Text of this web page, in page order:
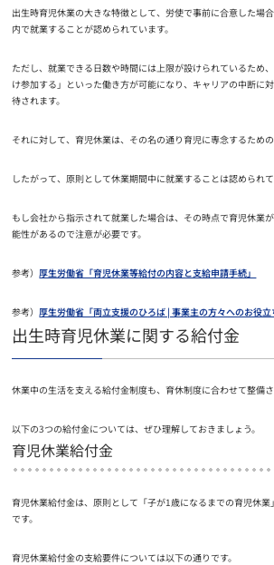
出生時育児休業の大きな特徴として、労使で事前に合意した場
内で就業することが認められています。
ただし、就業できる日数や時間には上限が設けられているため
け参加する」といった働き方が可能になり、キャリアの中断に
待されます。
それに対して、育児休業は、その名の通り育児に専念するための
したがって、原則として休業期間中に就業することは認められて
もし会社から指示されて就業した場合は、その時点で育児休業
能性があるので注意が必要です。
参考）厚生労働省「育児休業等給付の内容と支給申請手続」
参考）厚生労働省「両立支援のひろば | 事業主の方々へのお役立
出生時育児休業に関する給付金
休業中の生活を支える給付金制度も、育休制度に合わせて整備さ
以下の3つの給付金については、ぜひ理解しておきましょう。
育児休業給付金
育児休業給付金は、原則として「子が1歳になるまでの育児休
です。
育児休業給付金の支給要件については以下の通りです。